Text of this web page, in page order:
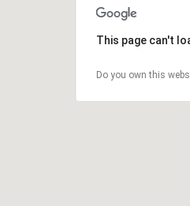
This page can't
Do you own this